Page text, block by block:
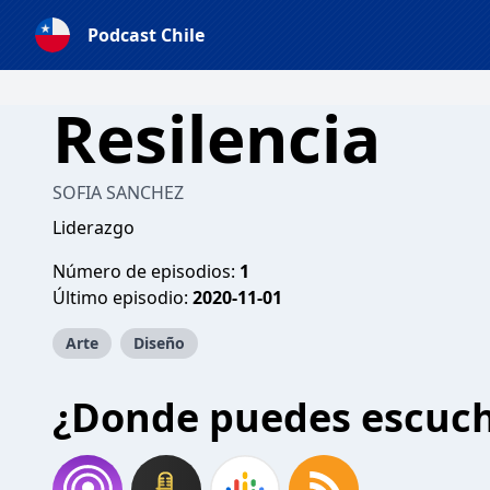
Podcast Chile
Resilencia
SOFIA SANCHEZ
Liderazgo
Número de episodios: 1
Último episodio: 2020-11-01
Arte Diseño
¿Donde puedes